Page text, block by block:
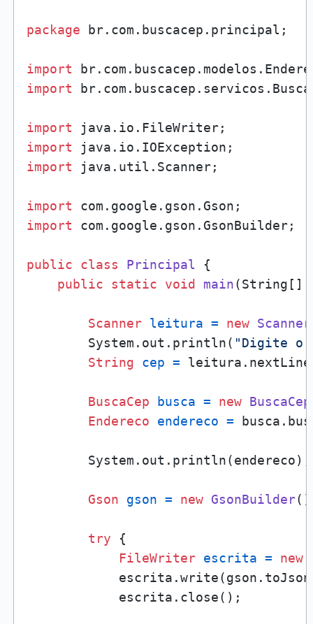
package br.com.buscacep.principal;
import
import
import
import
import java.util.Scanner;
import
import com.google.gson.GsonBuilder;
public class Principal {
public
static void main(String[]
Scanner leitura = new Scanner
        System.out.println(
"Digite o
String
cep =
BuscaCep busca = new BuscaCep
Endereco
endereco =
        System.out.println(endereco);
Gson gson = new GsonBuilder
try {
FileWriter escrita = new
            escrita.close();